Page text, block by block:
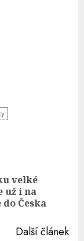
velké
už i na
Česka
Další článek